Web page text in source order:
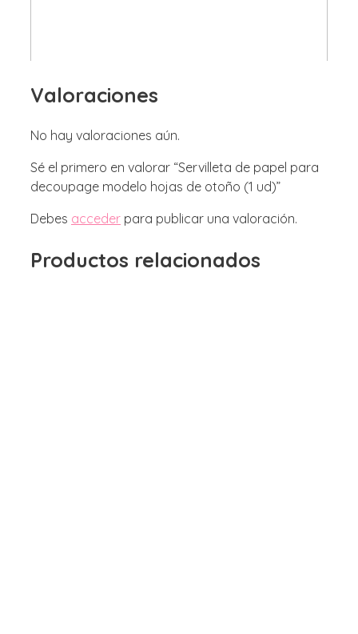
Valoraciones
No hay valoraciones aún.
Sé el primero en valorar “Servilleta de papel para
decoupage modelo hojas de otoño (1 ud)”
Debes acceder para publicar una valoración.
Productos relacionados